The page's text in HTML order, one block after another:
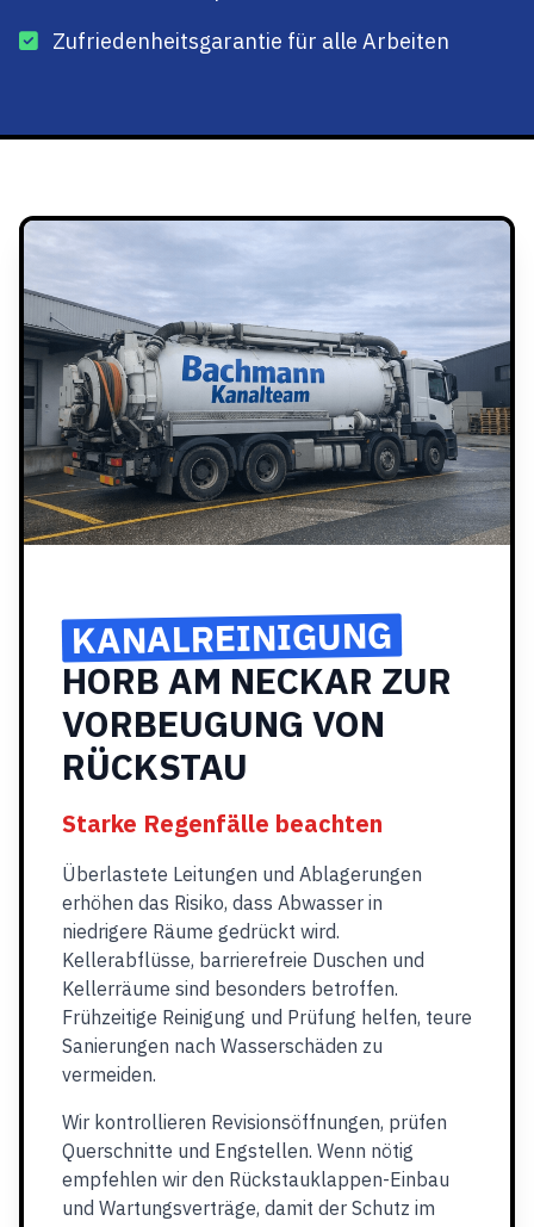
Zufriedenheitsgarantie für alle Arbeiten
KANALREINIGUNG
HORB AM NECKAR ZUR
VORBEUGUNG VON
RÜCKSTAU
Starke Regenfälle beachten
Überlastete Leitungen und Ablagerungen
erhöhen das Risiko, dass Abwasser in
niedrigere Räume gedrückt wird.
Kellerabflüsse, barrierefreie Duschen und
Kellerräume sind besonders betroffen.
Frühzeitige Reinigung und Prüfung helfen, teure
Sanierungen nach Wasserschäden zu
vermeiden.
Wir kontrollieren Revisionsöffnungen, prüfen
Querschnitte und Engstellen. Wenn nötig
empfehlen wir den Rückstauklappen-Einbau
und Wartungsverträge, damit der Schutz im